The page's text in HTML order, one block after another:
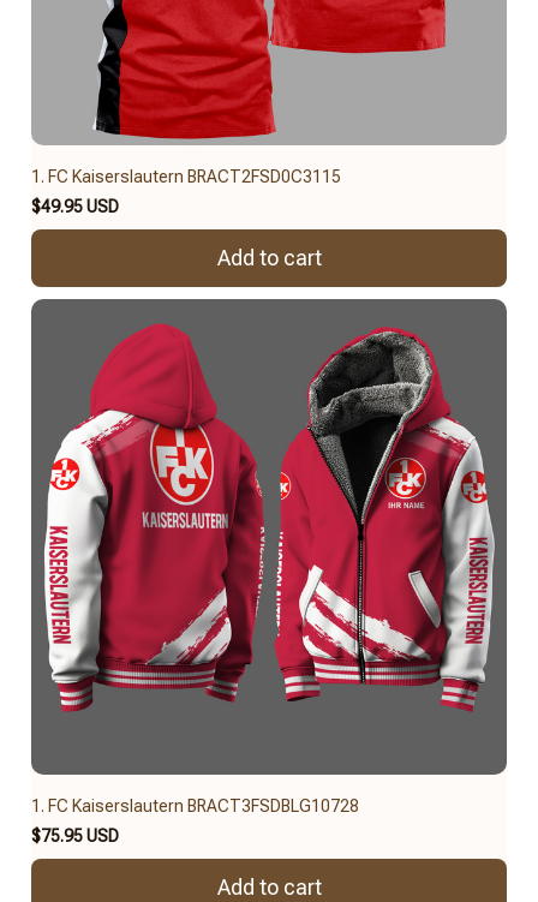
1. FC Kaiserslautern BRACT2FSD0C3115
$49.95 USD
Add to cart
1. FC Kaiserslautern BRACT3FSDBLG10728
$75.95 USD
Add to cart